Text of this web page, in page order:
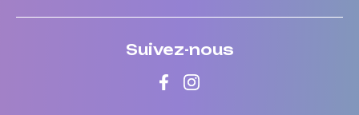
Suivez-nous